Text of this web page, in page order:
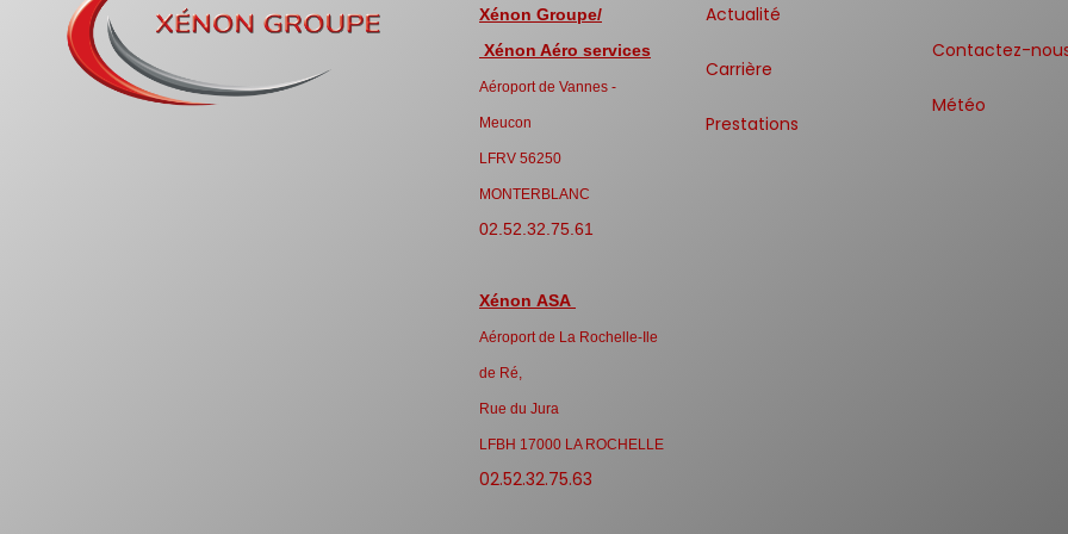
Xénon Groupe/
Xénon Aéro services
Aéroport de Vannes -
Meucon
LFRV 56250
MONTERBLANC
02.52.32.75.61
Xénon ASA
Aéroport de La Rochelle-Ile
de Ré,
Rue du Jura
LFBH 17000 LA ROCHELLE
02.52.32.75.63
Actualité
Carrière
Prestations
Contactez-
Météo